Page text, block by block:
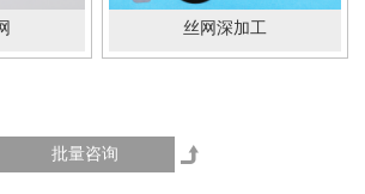
丝网深加工